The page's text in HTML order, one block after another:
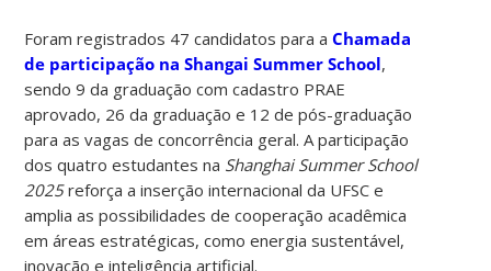
Foram registrados 47 candidatos para aChamada
de participação na Shangai Summer School,
sendo 9 da graduação com cadastro PRAE
aprovado, 26 da graduação e 12 de pós-graduação
para as vagas de concorrência geral.A participação
dos quatro estudantes na Shanghai Summer School
2025reforça a inserção internacional da UFSC e
amplia as possibilidades de cooperação acadêmica
em áreas estratégicas, como energia sustentável,
inovação e inteligência artificial.